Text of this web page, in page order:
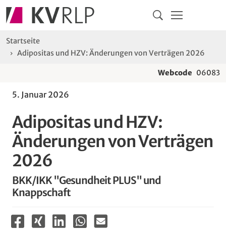
Navigation
Sie sind hier:
Startseite
Adipositas und HZV: Änderungen von Verträgen 2026
Webcode 06083
5. Januar 2026
Adipositas und HZV:
Änderungen von Verträgen
2026
BKK/IKK "Gesundheit PLUS" und
Knappschaft